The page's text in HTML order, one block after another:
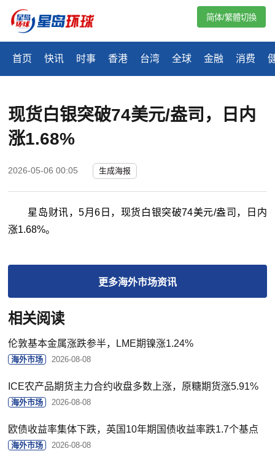
首页 快讯 时事 香港 台湾 全球 金融 消费
简体/繁體切換
现货白银突破74美元/盎司，日内
涨1.68%
2026-05-06 00:05 生成海报
星岛财讯，5月6日，现货白银突破74美元/盎司，日内
涨1.68%。
更多海外市场资讯
相关阅读
伦敦基本金属涨跌参半，LME期镍涨1.24%
海外市场 2026-08-08
ICE农产品期货主力合约收盘多数上涨，原糖期货涨5.91%
海外市场 2026-08-08
欧债收益率集体下跌，英国10年期国债收益率跌1.7个基点
海外市场 2026-08-08